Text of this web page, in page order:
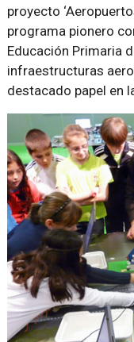
proyecto
programa pionero
Educación Primaria
infraestructuras
destacado papel en